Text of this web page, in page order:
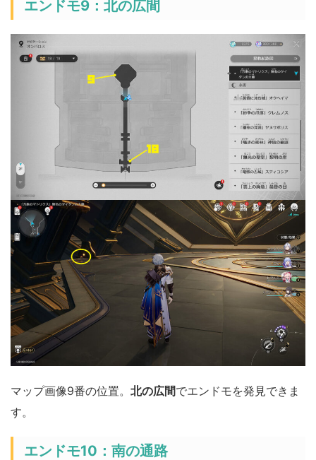
エンドモ9：北の広間
マップ画像9番の位置。 北の広間でエンドモを発見できま
す。
エンドモ10：南の通路